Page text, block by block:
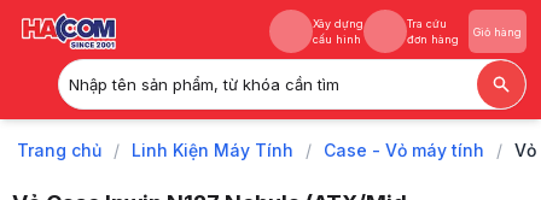
Xây dựng
cấu hình
Tra cứu
đơn hàng
Giỏ hàng
Nhập tên sản phẩm, từ khóa cần tìm
Xây dựng
Tra cứu
Trang chủ / Linh Kiện Máy Tính / Case - Vỏ máy tính / Vỏ